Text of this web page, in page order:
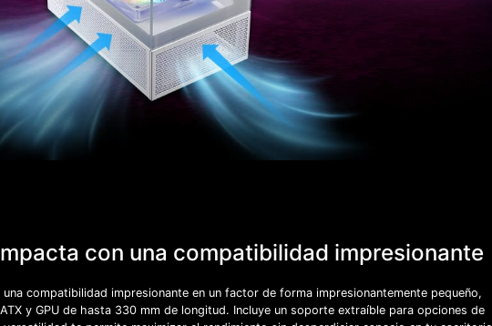
con una compatibilidad impresionante
una compatibilidad impresionante en un factor de forma impresionantemente pequeño,
y GPU de hasta 330 mm de longitud. Incluye un soporte extraíble para opciones de